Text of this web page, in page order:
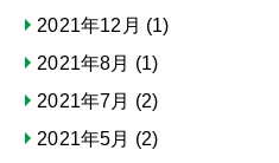
2021年12月 (1)
2021年8月 (1)
2021年7月 (2)
2021年5月 (2)